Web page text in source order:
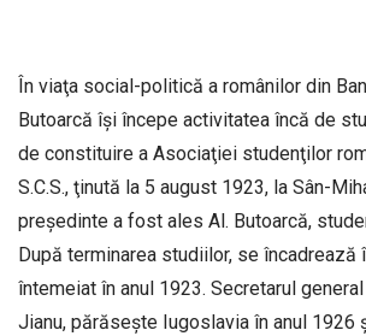
În viaţa social-politică a românilor din
Butoarcă îşi începe activitatea încă de
de constituire a Asociaţiei studenţilor
S.C.S., ţinută la 5 august 1923, la Sân-
preşedinte a fost ales Al. Butoarcă,
După terminarea studiilor, se încadrează
întemeiat în anul 1923. Secretarul general
Jianu, părăseşte Iugoslavia în anul 1926